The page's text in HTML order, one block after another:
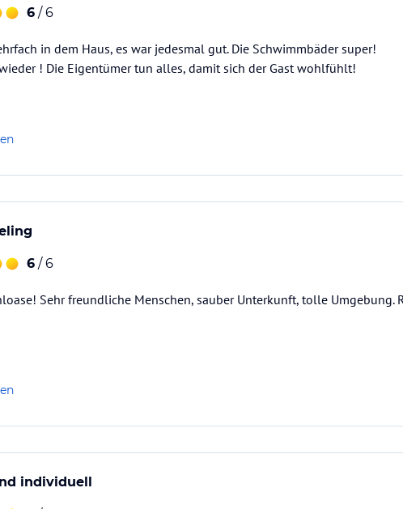
6 / 6
in dem Haus, es war jedesmal gut. Die Schwimmbäder super!
! Die Eigentümer tun alles, damit sich der Gast wohlfühlt!
6 / 6
Sehr freundliche Menschen, sauber Unterkunft, tolle Umgebung.
individuell